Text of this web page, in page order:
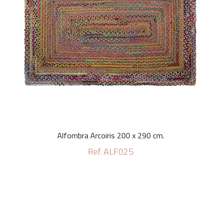
Alfombra Arcoiris 200 x 290 cm.
Ref. ALF025